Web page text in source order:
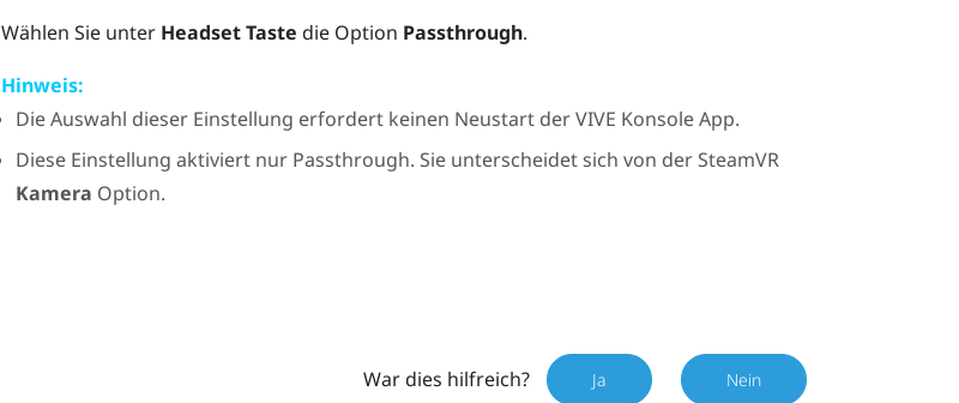
Wählen Sie unterHeadset Taste die Option Passthrough.
Hinweis:
Die Auswahl dieser Einstellung erfordert keinen Neustart derVIVE KonsoleApp.
Diese Einstellung aktiviert nur Passthrough. Sie unterscheidet sich von der SteamVR
Kamera Option.
War dies hilfreich? Ja Nein